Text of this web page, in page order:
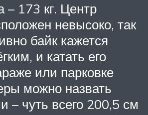
– 173 кг. Центр
невысоко, так
байк кажется
и катать его
или парковке
можно назвать
– чуть всего 200,5 см